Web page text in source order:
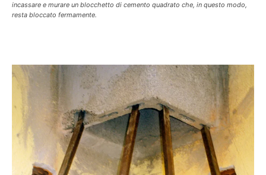
incassare e murare un blocchetto di cemento quadrato che, in questo modo,
resta bloccato fermamente.